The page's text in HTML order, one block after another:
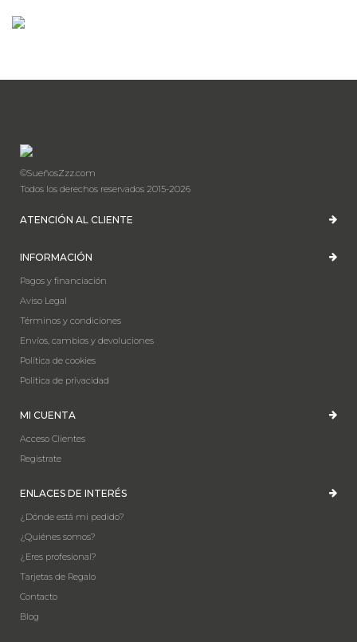
©SueñosZzz.com
Todos los derechos reservados 2015-2026
ATENCIÓN AL CLIENTE
INFORMACIÓN
Pagos y financiación
Aviso Legal
Términos y condiciones
Envíos, cambios y devoluciones
Política de cookies
Política de privacidad
MI CUENTA
Acceso Clientes
Registrate
ENLACES DE INTERÉS
¿Dónde está mi pedido?
¿Quiénes somos?
¿Eres profesional?
Tarjetas de Regalo
Contacto
Blog